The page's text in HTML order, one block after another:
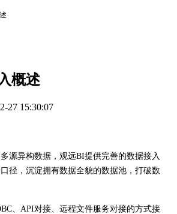
概述
27 15:30:07
源异构数据，观远BI提供完善的数据接入
径，沉淀拥有数据全貌的数据池，打破数
、API对接、远程文件服务对接的方式接